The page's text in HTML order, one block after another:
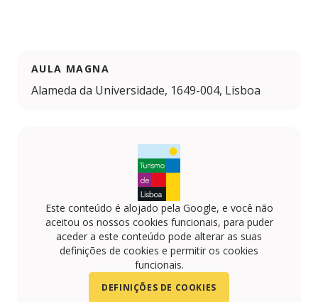
AULA MAGNA
Alameda da Universidade, 1649-004, Lisboa
Este conteúdo é alojado pela Google, e você não
aceitou os nossos cookies funcionais, para puder
aceder a este conteúdo pode alterar as suas
definições de cookies e permitir os cookies
funcionais.
DEFINIÇÕES DE COOKIES